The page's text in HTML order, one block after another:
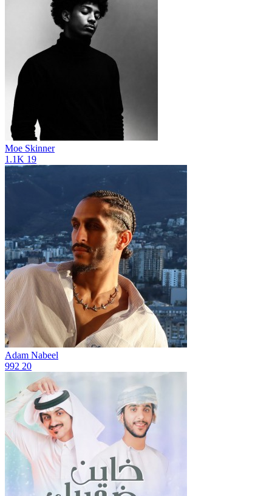
Moe Skinner
1.1K 19
Adam Nabeel
992 20